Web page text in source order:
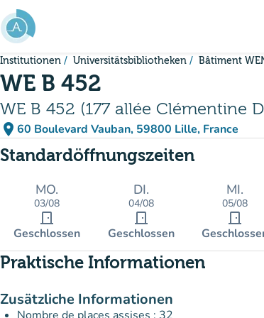
Gehe zum Hauptinhalt
Institutionen Universitätsbibliotheken Bâtiment
WE B 452
WE B 452 (177 allée Clémentine
place 60 Boulevard Vauban, 59800 Lille, France
(in Google Maps öffnen)
(new tab)
Standardöffnungszeiten
MO.
03/08
door_front
Geschlossen
DI.
04/08
door_front
Geschlossen
MI.
05/08
door_front
Praktische Informationen
Zusätzliche Informationen